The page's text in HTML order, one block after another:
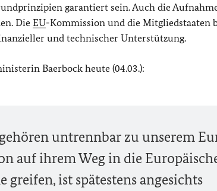
garantiert sein. Auch die
Die EU-Kommission und die Mitgliedstaaten
und technischer Unterstützung.
Baerbock heute (04.03.):
untrennbar zu unserem
auf ihrem Weg in die
ist spätestens angesichts